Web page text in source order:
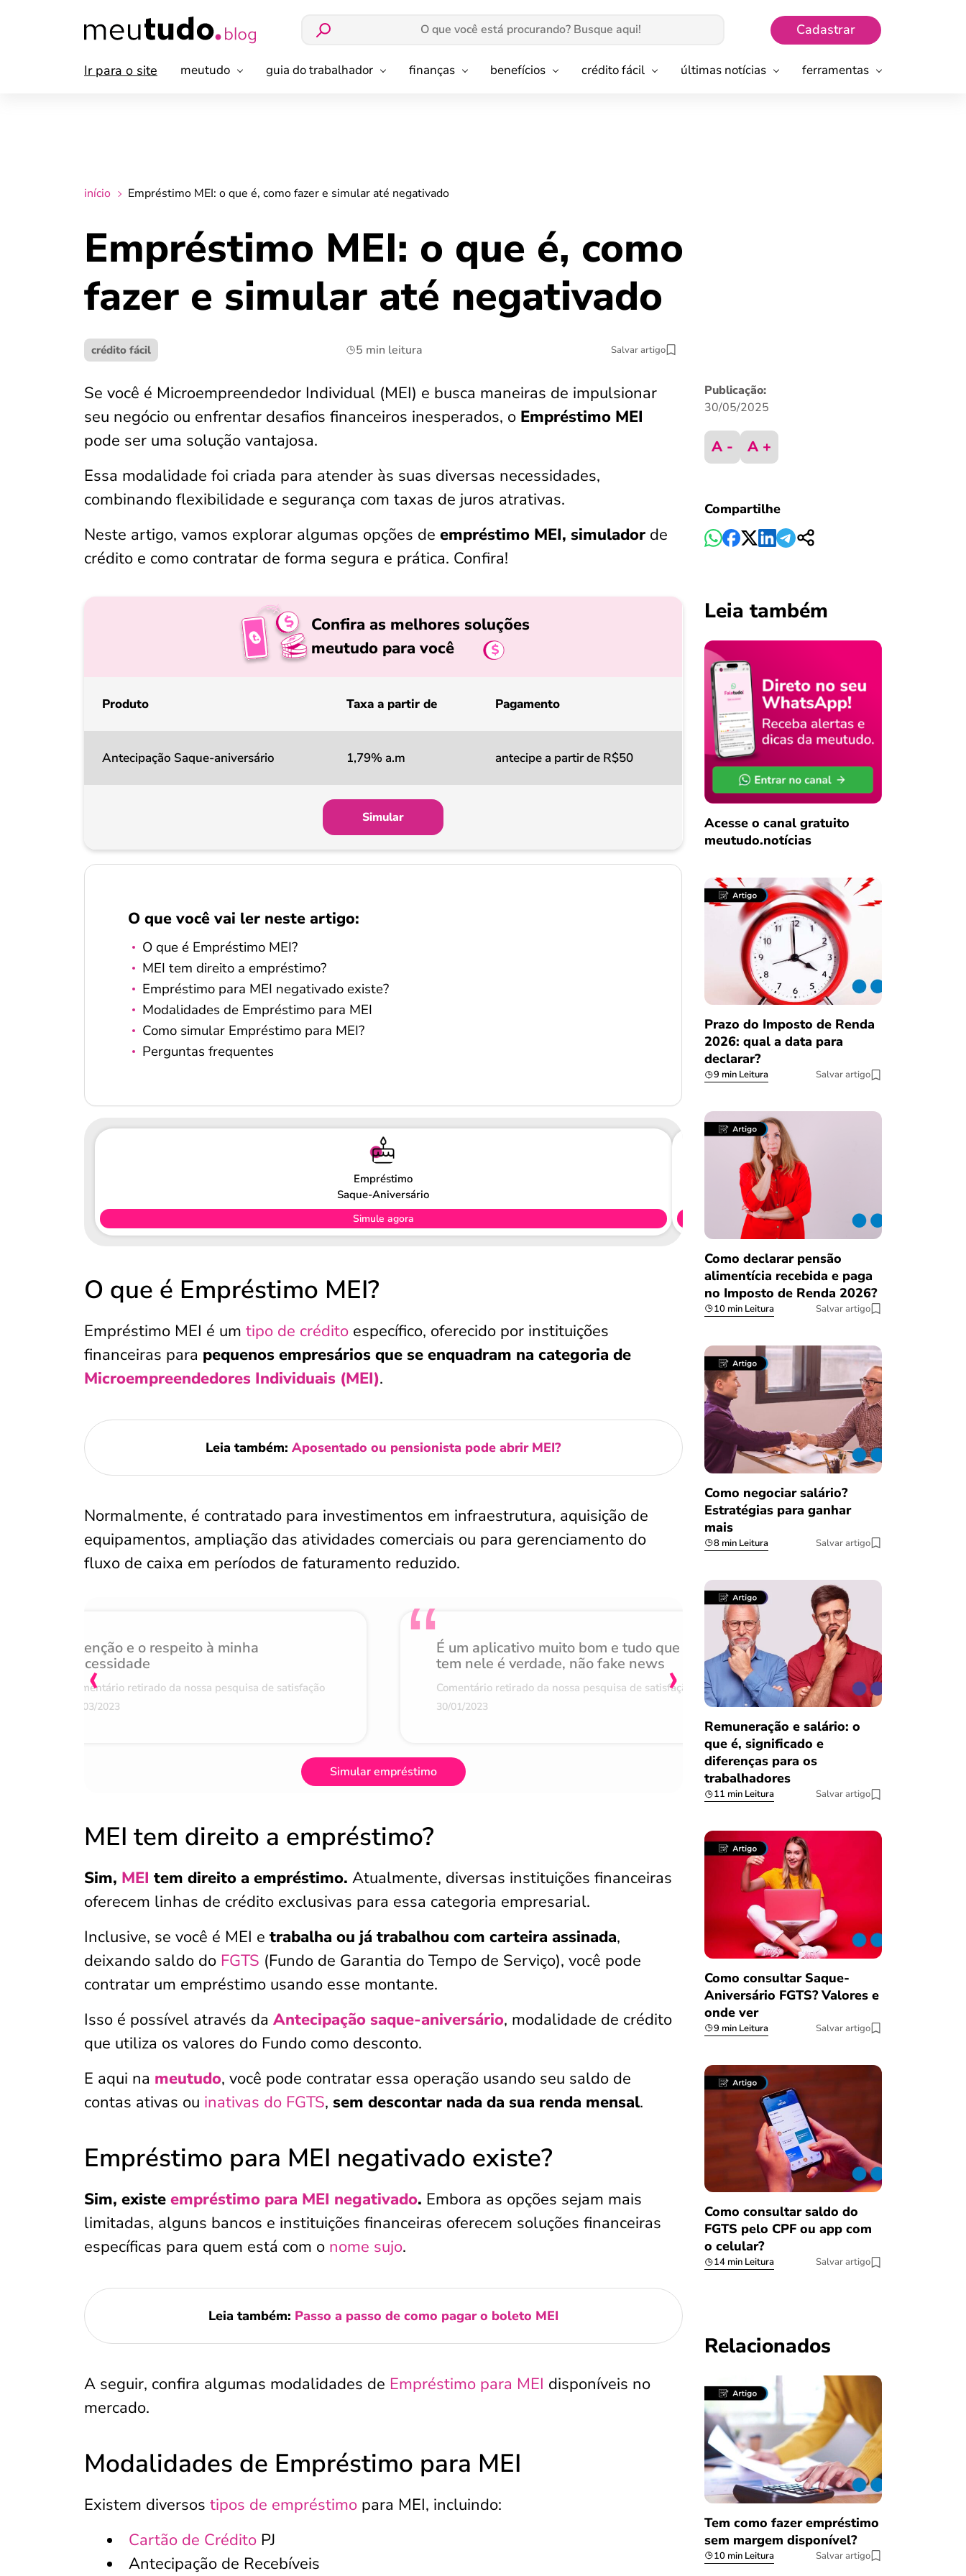
Cadastrar
Ir para o site meutudo guia do trabalhador finanças benefícios crédito fácil últimas notícias ferramentas
início Empréstimo MEI: o que é, como fazer e simular até negativado
Empréstimo MEI: o que é, como
fazer e simular até negativado
crédito fácil 5 min leitura Salvar artigo
Se você é Microempreendedor Individual (MEI) e busca maneiras de impulsionar
seu negócio ou enfrentar desafios financeiros inesperados, o Empréstimo MEI
pode ser uma solução vantajosa.
Essa modalidade foi criada para atender às suas diversas necessidades,
combinando flexibilidade e segurança com taxas de juros atrativas.
Neste artigo, vamos explorar algumas opções de empréstimo MEI, simulador de
crédito e como contratar de forma segura e prática. Confira!
Confira as melhores soluções
meutudo para você
Produto Taxa a partir de Pagamento
Antecipação Saque-aniversário 1,79% a.m antecipe a partir de R$50
Simular
O que você vai ler neste artigo:
O que é Empréstimo MEI?
MEI tem direito a empréstimo?
Empréstimo para MEI negativado existe?
Modalidades de Empréstimo para MEI
Como simular Empréstimo para MEI?
Perguntas frequentes
Empréstimo
Saque-Aniversário
Simule agora
O que é Empréstimo MEI?
Empréstimo MEI é um tipo de crédito específico, oferecido por instituições
financeiras para pequenos empresários que se enquadram na categoria de
Microempreendedores Individuais (MEI).
Leia também:Aposentado ou pensionista pode abrir MEI?
Normalmente, é contratado para investimentos em infraestrutura, aquisição de
equipamentos, ampliação das atividades comerciais ou para gerenciamento do
fluxo de caixa em períodos de faturamento reduzido.
Atenção e o respeito à minha
necessidade
Comentário retirado da nossa pesquisa de satisfação
07/03/2023
É um aplicativo muito bom e tudo que
tem nele é verdade, não fake news
Comentário retirado da nossa pesquisa de satisfação
30/01/2023
Achei muito rápido,
burocracia
Comentário retirado da nossa
08/03/2023
‹ ›
Simular empréstimo
MEI tem direito a empréstimo?
Sim, MEI tem direito a empréstimo. Atualmente, diversas instituições financeiras
oferecem linhas de crédito exclusivas para essa categoria empresarial.
Inclusive, se você é MEI e trabalha ou já trabalhou com carteira assinada,
deixando saldo do FGTS (Fundo de Garantia do Tempo de Serviço), você pode
contratar um empréstimo usando esse montante.
Isso é possível através da Antecipação saque-aniversário, modalidade de crédito
que utiliza os valores do Fundo como desconto.
E aqui na meutudo, você pode contratar essa operação usando seu saldo de
contas ativas ou inativas do FGTS, sem descontar nada da sua renda mensal.
Empréstimo para MEI negativado existe?
Sim, existe empréstimo para MEI negativado. Embora as opções sejam mais
limitadas, alguns bancos e instituições financeiras oferecem soluções financeiras
específicas para quem está com o nome sujo.
Leia também: Passo a passo de como pagar o boleto MEI
A seguir, confira algumas modalidades de Empréstimo para MEI disponíveis no
mercado.
Modalidades de Empréstimo para MEI
Existem diversos tipos de empréstimo para MEI, incluindo:
Cartão de Crédito PJ
Antecipação de Recebíveis
Publicação:
30/05/2025
A - A +
Compartilhe
Leia também
Acesse o canal gratuito
meutudo.notícias
Prazo do Imposto de Renda
2026: qual a data para
declarar?
9 min Leitura Salvar artigo
Como declarar pensão
alimentícia recebida e paga
no Imposto de Renda 2026?
10 min Leitura Salvar artigo
Como negociar salário?
Estratégias para ganhar
mais
8 min Leitura Salvar artigo
Remuneração e salário: o
que é, significado e
diferenças para os
trabalhadores
11 min Leitura Salvar artigo
Como consultar Saque-
Aniversário FGTS? Valores e
onde ver
9 min Leitura Salvar artigo
Como consultar saldo do
FGTS pelo CPF ou app com
o celular?
14 min Leitura Salvar artigo
Relacionados
Tem como fazer empréstimo
sem margem disponível?
10 min Leitura Salvar artigo